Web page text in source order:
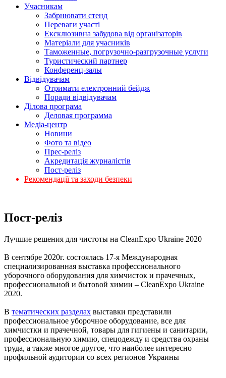
Учасникам
Забрнювати стенд
Переваги участі
Ексклюзивна забудова від організаторів
Матеріали для учасників
Таможенные, погрузочно-разгрузочные услуги
Туристический партнер
Конференц-залы
Відвідувачам
Отримати електронний бейдж
Поради відвідувачам
Ділова програма
Деловая программа
Медіа-центр
Новини
Фото та відео
Прес-реліз
Акредитація журналістів
Пост-реліз
Рекомендації та заходи безпеки
Пост-реліз
Лучшие решения для чистоты на CleanExpo Ukraine 2020
В сентябре 2020г. состоялась 17-я Международная
специализированная выставка профессионального
уборочного оборудования для химчисток и прачечных,
профессиональной и бытовой химии – CleanExpo Ukraine
2020.
В тематических разделах выставки представили
профессиональное уборочное оборудование, все для
химчистки и прачечной, товары для гигиены и санитарии,
профессиональную химию, спецодежду и средства охраны
труда, а также многое другое, что наиболее интересно
профильной аудитории со всех регионов Украины